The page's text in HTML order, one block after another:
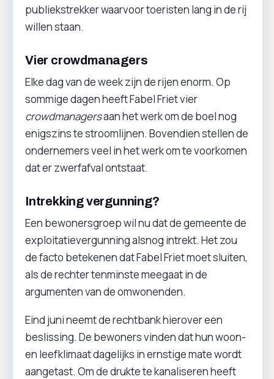
publiekstrekker waarvoor toeristen lang in de rij
willen staan.
Vier crowdmanagers
Elke dag van de week zijn de rijen enorm. Op
sommige dagen heeft Fabel Friet vier
crowdmanagersaan het werk om de boel nog
enigszins te stroomlijnen. Bovendien stellen de
ondernemers veel in het werk om te voorkomen
dat er zwerfafval ontstaat.
Intrekking vergunning?
Een bewonersgroep wil nu dat de gemeente de
exploitatievergunning alsnog intrekt. Het zou
de facto betekenen dat Fabel Friet moet sluiten,
als de rechter tenminste meegaat in de
argumenten van de omwonenden.
Eind juni neemt de rechtbank hierover een
beslissing. De bewoners vinden dat hun woon-
en leefklimaat dagelijks in ernstige mate wordt
aangetast. Om de drukte te kanaliseren heeft